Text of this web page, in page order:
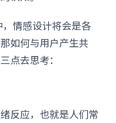
情感设计将会是各
如何与用户产生共
点去思考：
反应，也就是人们常